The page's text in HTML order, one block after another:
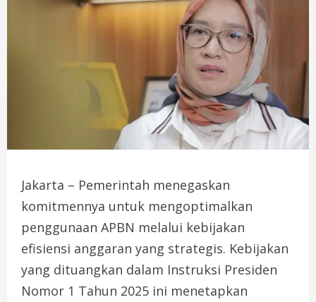
Jakarta – Pemerintah menegaskan
komitmennya untuk mengoptimalkan
penggunaan APBN melalui kebijakan
efisiensi anggaran yang strategis. Kebijakan
yang dituangkan dalam Instruksi Presiden
Nomor 1 Tahun 2025 ini menetapkan